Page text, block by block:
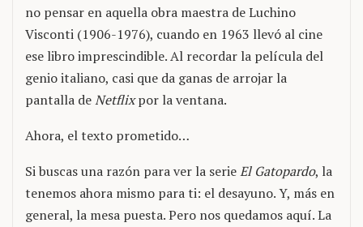
no pensar en aquella obra maestra de Luchino
Visconti (1906-1976), cuando en 1963 llevó al cine
ese libro imprescindible. Al recordar la película del
genio italiano, casi que da ganas de arrojar la
pantalla deNetflixpor la ventana.
Ahora, el texto prometido…
Si buscas una razón para ver la serieEl Gatopardo, la
tenemos ahora mismo para ti: el desayuno. Y, más en
general, la mesa puesta. Pero nos quedamos aquí. La